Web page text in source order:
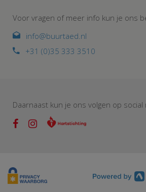
Voor vragen of meer info kun je ons
info@buurtaed.nl
+31 (0)35 333 3510
Daarnaast kun je ons volgen op social